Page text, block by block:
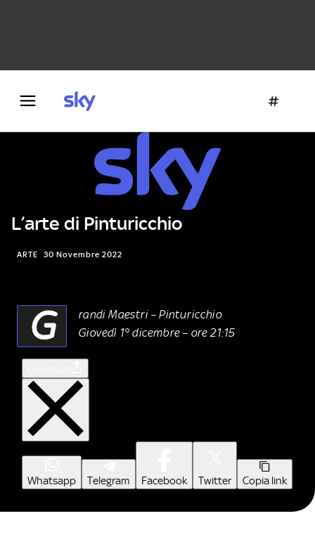
L’arte di Pinturicchio
ARTE 30 Novembre 2022
G
randi Maestri – Pinturicchio
Giovedì 1° dicembre – ore 21:15
Whatsapp Telegram Facebook Twitter Copia link